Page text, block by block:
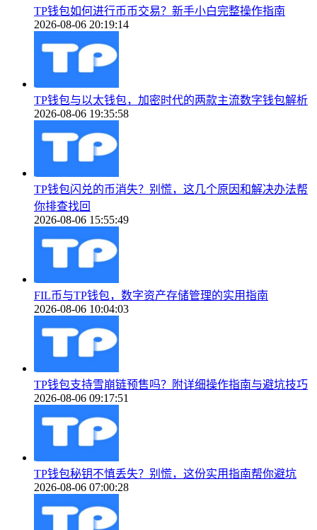
TP钱包如何进行币币交易？新手小白完整操作指南
2026-08-06 20:19:14
TP钱包与以太钱包，加密时代的两款主流数字钱包解析
2026-08-06 19:35:58
TP钱包闪兑的币消失？别慌，这几个原因和解决办法帮
你排查找回
2026-08-06 15:55:49
FIL币与TP钱包，数字资产存储管理的实用指南
2026-08-06 10:04:03
TP钱包支持雪崩链预售吗？附详细操作指南与避坑技巧
2026-08-06 09:17:51
TP钱包秘钥不慎丢失？别慌，这份实用指南帮你避坑
2026-08-06 07:00:28